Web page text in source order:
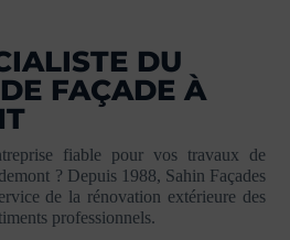
DU
FAÇADE À
fiable pour vos travaux de
? Depuis 1988, Sahin Façades
de la rénovation extérieure des
professionnels.